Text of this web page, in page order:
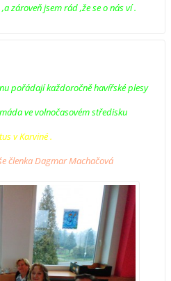
zároveň jsem rád ,že se o nás ví .
pořádají každoročně havířské plesy
ve volnočasovém středisku
v Karviné .
členka Dagmar Machačová